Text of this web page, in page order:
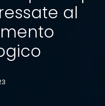
al